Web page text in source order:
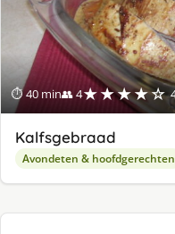
⏱ 40 min👥 4★★★★☆
Kalfsgebraad
Avondeten & hoofdgerechten